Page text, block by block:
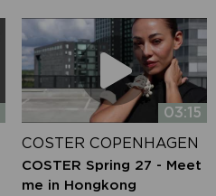
03:15
COSTER COPENHAGEN
COSTER Spring 27 - Meet
me in Hongkong